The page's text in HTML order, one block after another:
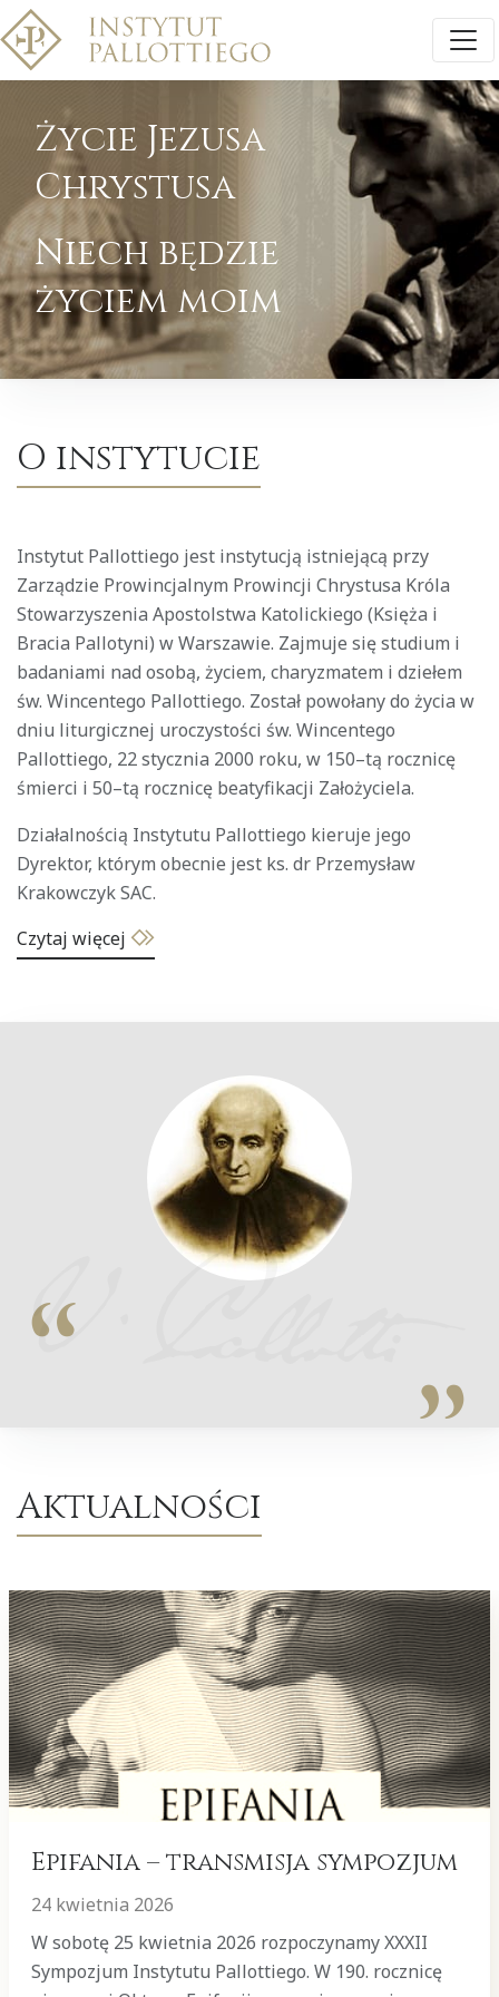
Życie Jezusa
Chrystusa
Niech będzie
życiem moim
O instytucie
Instytut Pallottiego jest instytucją istniejącą przy
Zarządzie Prowincjalnym Prowincji Chrystusa Króla
Stowarzyszenia Apostolstwa Katolickiego (Księża i
Bracia Pallotyni) w Warszawie. Zajmuje się studium i
badaniami nad osobą, życiem, charyzmatem i dziełem
św. Wincentego Pallottiego. Został powołany do życia w
dniu liturgicznej uroczystości św. Wincentego
Pallottiego, 22 stycznia 2000 roku, w 150–tą rocznicę
śmierci i 50–tą rocznicę beatyfikacji Założyciela.
Działalnością Instytutu Pallottiego kieruje jego
Dyrektor, którym obecnie jest ks. dr Przemysław
Krakowczyk SAC.
Czytaj więcej
Aktualności
Epifania – transmisja sympozjum
24 kwietnia 2026
W sobotę 25 kwietnia 2026 rozpoczynamy XXXII
Sympozjum Instytutu Pallottiego. W 190. rocznicę